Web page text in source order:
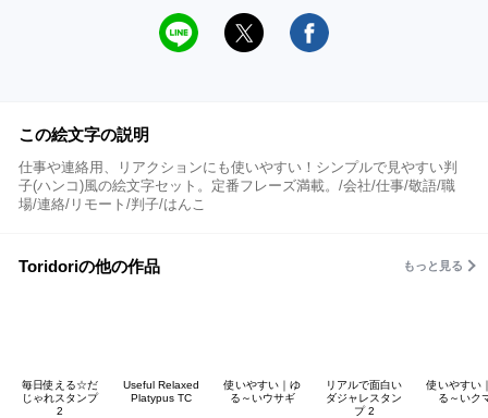
この絵文字の説明
仕事や連絡用、リアクションにも使いやすい！シンプルで見やすい判
子(ハンコ)風の絵文字セット。定番フレーズ満載。/会社/仕事/敬語/職
場/連絡/リモート/判子/はんこ
Toridoriの他の作品 もっと見る
毎日使える☆だ
じゃれスタンプ
2
Useful Relaxed
Platypus TC
使いやすい｜ゆ
る～いウサギ
リアルで面白い
ダジャレスタン
プ 2
使いやすい
る～いク